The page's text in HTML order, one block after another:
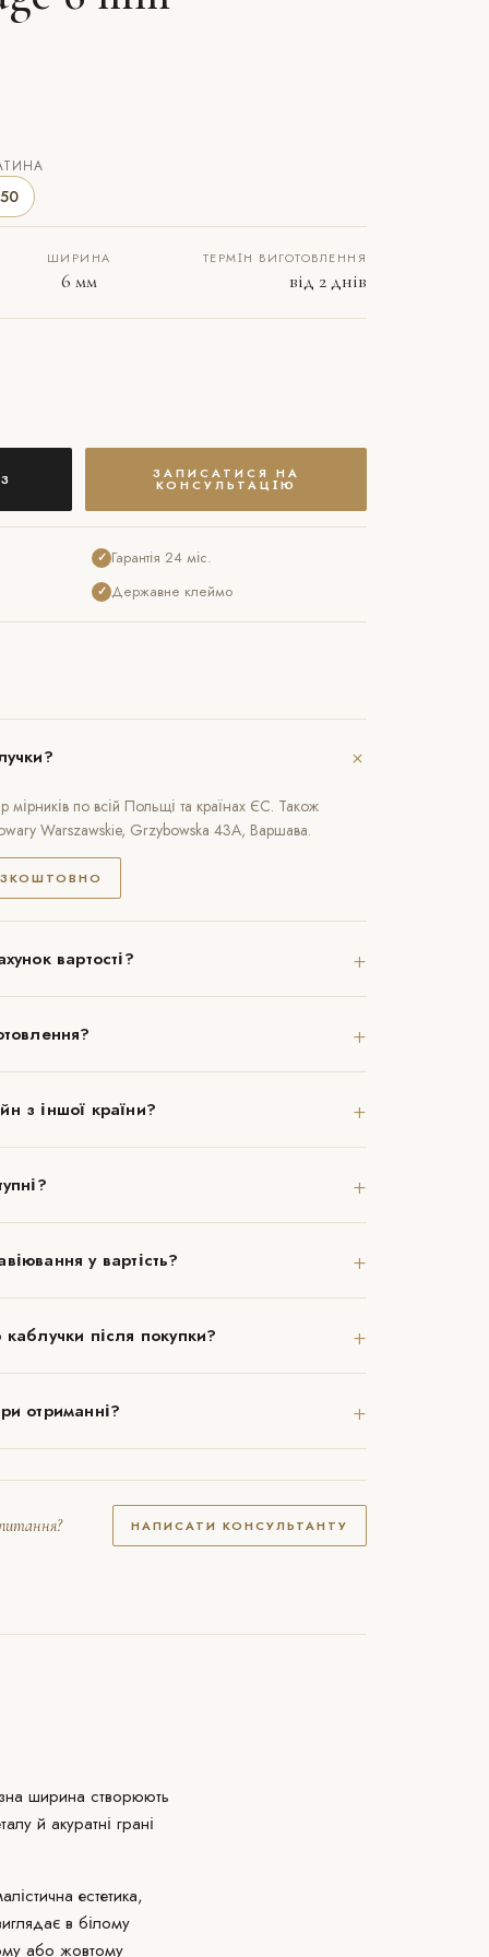
ШИРИНА
6 мм
ТЕРМІН ВИГОТОВЛЕННЯ
від 2 днів
ЗАПИСАТИСЯ НА
КОНСУЛЬТАЦІЮ
✓ Гарантія 24 міс.
✓ Державне клеймо
+
по всій Польщі та країнах ЄС. Також
Warszawskie, Grzybowska 43A, Варшава.
вартості? +
+
з іншої країни? +
+
у вартість? +
після покупки? +
отриманні? +
НАПИСАТИ КОНСУЛЬТАНТУ
ширина створюють
й акуратні грані
естетика,
в білому
або жовтому